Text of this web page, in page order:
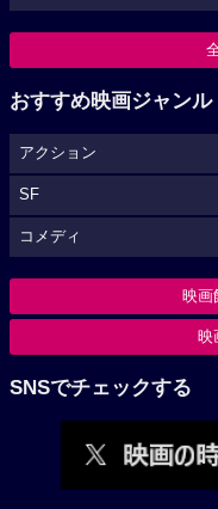
おすすめ映画ジャンル
アクション
SF
コメディ
映画
映
SNSでチェックする